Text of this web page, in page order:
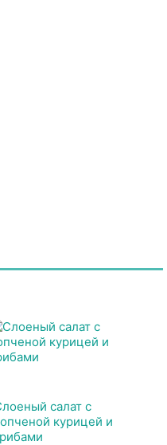
салат с
курицей и